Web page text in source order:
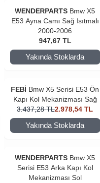
WENDERPARTS Bmw X5
E53 Ayna Camı Sağ Isıtmalı
2000-2006
947,67 TL
Yakında Stoklarda
FEBİ Bmw X5 Serisi E53 Ön
Kapı Kol Mekanizması Sağ
3.437,28 TL2.978,54 TL
Yakında Stoklarda
WENDERPARTS Bmw X5
Serisi E53 Arka Kapı Kol
Mekanizması Sol